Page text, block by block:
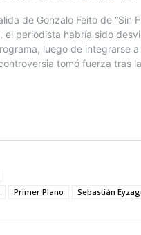
Primer Plano Sebastián